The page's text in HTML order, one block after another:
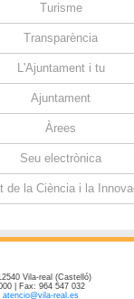
Turisme
Transparència
L'Ajuntament i tu
Ajuntament
Àrees
Seu electrònica
de la Ciència i la
Vila-real (Castelló)
| Fax: 964 547 032
atencio@vila-real.es